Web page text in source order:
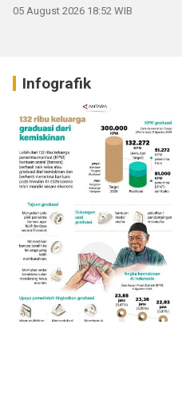
05 August 2026 18:52 WIB
Infografik